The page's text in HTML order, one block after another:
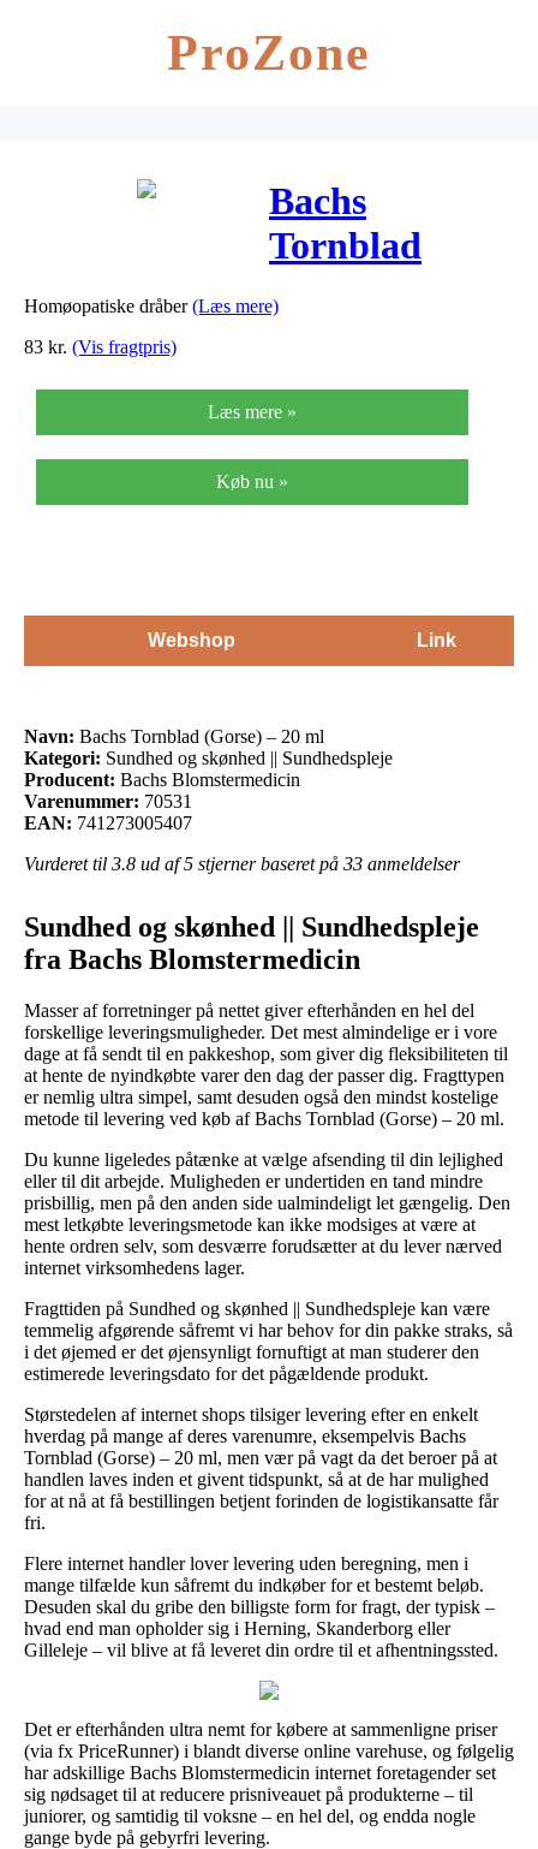
ProZone
Bachs
Tornblad
(Gorse) – 20
Homøopatiske dråber(Læs mere)
83 kr. (Vis fragtpris)
Læs mere »
Køb nu »
Webshop Link
Navn: Bachs Tornblad (Gorse) – 20 ml
Kategori: Sundhed og skønhed || Sundhedspleje
Producent: Bachs Blomstermedicin
Varenummer: 70531
EAN: 741273005407
Vurderet til 3.8 ud af 5 stjerner baseret på 33 anmeldelser
Sundhed og skønhed || Sundhedspleje
fra Bachs Blomstermedicin
Masser af forretninger på nettet giver efterhånden en hel del
forskellige leveringsmuligheder. Det mest almindelige er i vore
dage at få sendt til en pakkeshop, som giver dig fleksibiliteten til
at hente de nyindkøbte varer den dag der passer dig. Fragttypen
er nemlig ultra simpel, samt desuden også den mindst kostelige
metode til levering ved køb af Bachs Tornblad (Gorse) – 20 ml.
Du kunne ligeledes påtænke at vælge afsending til din lejlighed
eller til dit arbejde. Muligheden er undertiden en tand mindre
prisbillig, men på den anden side ualmindeligt let gængelig. Den
mest letkøbte leveringsmetode kan ikke modsiges at være at
hente ordren selv, som desværre forudsætter at du lever nærved
internet virksomhedens lager.
Fragttiden på Sundhed og skønhed || Sundhedspleje kan være
temmelig afgørende såfremt vi har behov for din pakke straks, så
i det øjemed er det øjensynligt fornuftigt at man studerer den
estimerede leveringsdato for det pågældende produkt.
Størstedelen af internet shops tilsiger levering efter en enkelt
hverdag på mange af deres varenumre, eksempelvis Bachs
Tornblad (Gorse) – 20 ml, men vær på vagt da det beroer på at
handlen laves inden et givent tidspunkt, så at de har mulighed
for at nå at få bestillingen betjent forinden de logistikansatte får
fri.
Flere internet handler lover levering uden beregning, men i
mange tilfælde kun såfremt du indkøber for et bestemt beløb.
Desuden skal du gribe den billigste form for fragt, der typisk –
hvad end man opholder sig i Herning, Skanderborg eller
Gilleleje – vil blive at få leveret din ordre til et afhentningssted.
Det er efterhånden ultra nemt for købere at sammenligne priser
(via fx PriceRunner) i blandt diverse online varehuse, og følgelig
har adskillige Bachs Blomstermedicin internet foretagender set
sig nødsaget til at reducere prisniveauet på produkterne – til
juniorer, og samtidig til voksne – en hel del, og endda nogle
gange byde på gebyrfri levering.